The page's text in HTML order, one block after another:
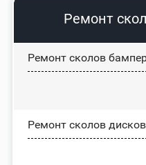
Ремонт
Ремонт сколов
Ремонт сколов дисков